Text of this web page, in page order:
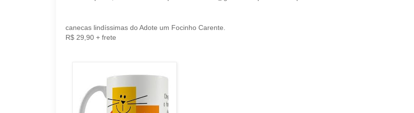
canecas lindíssimas do Adote um Focinho Carente.
R$ 29,90 + frete